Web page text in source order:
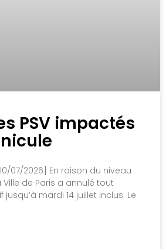
PSV impactés
07/2026] En raison du niveau
de Paris a annulé tout
mardi 14 juillet inclus. Le